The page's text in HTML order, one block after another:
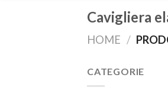
Cavigliera
HOME /
CATEGORIE